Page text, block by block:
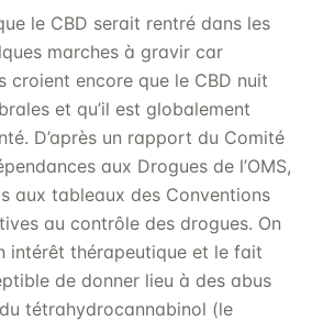
le CBD serait rentré dans les
marches à gravir car
croient encore que le CBD nuit
et qu’il est globalement
D’après un rapport du Comité
aux Drogues de l’OMS,
aux tableaux des Conventions
au contrôle des drogues. On
intérêt thérapeutique et le fait
de donner lieu à des abus
tétrahydrocannabinol (le